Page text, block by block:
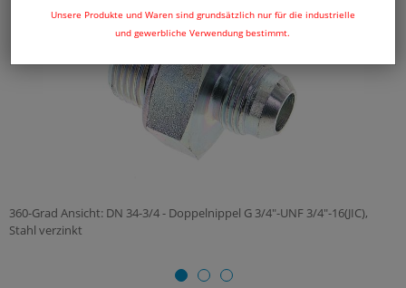
Unsere Produkte und Waren sind grundsätzlich nur für die industrielle
und gewerbliche Verwendung bestimmt.
360-Grad Ansicht: DN 34-3/4 - Doppelnippel G 3/4"-UNF 3/4"-16(JIC),
Stahl verzinkt